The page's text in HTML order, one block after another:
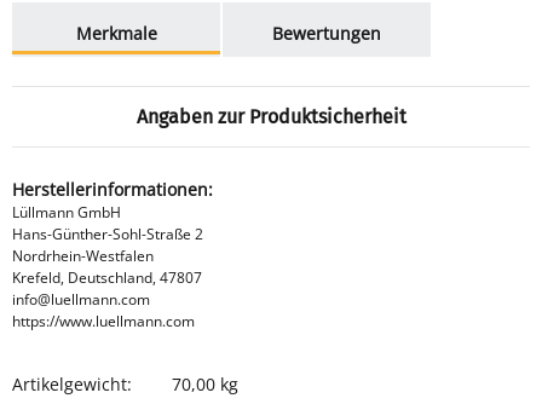
Merkmale
Bewertungen
Angaben zur Produktsicherheit
Herstellerinformationen:
Lüllmann GmbH
Hans-Günther-Sohl-Straße 2
Nordrhein-Westfalen
Krefeld, Deutschland, 47807
info@luellmann.com
https://www.luellmann.com
Produkteigenschaft
Wert
Artikelgewicht: 70,00 kg